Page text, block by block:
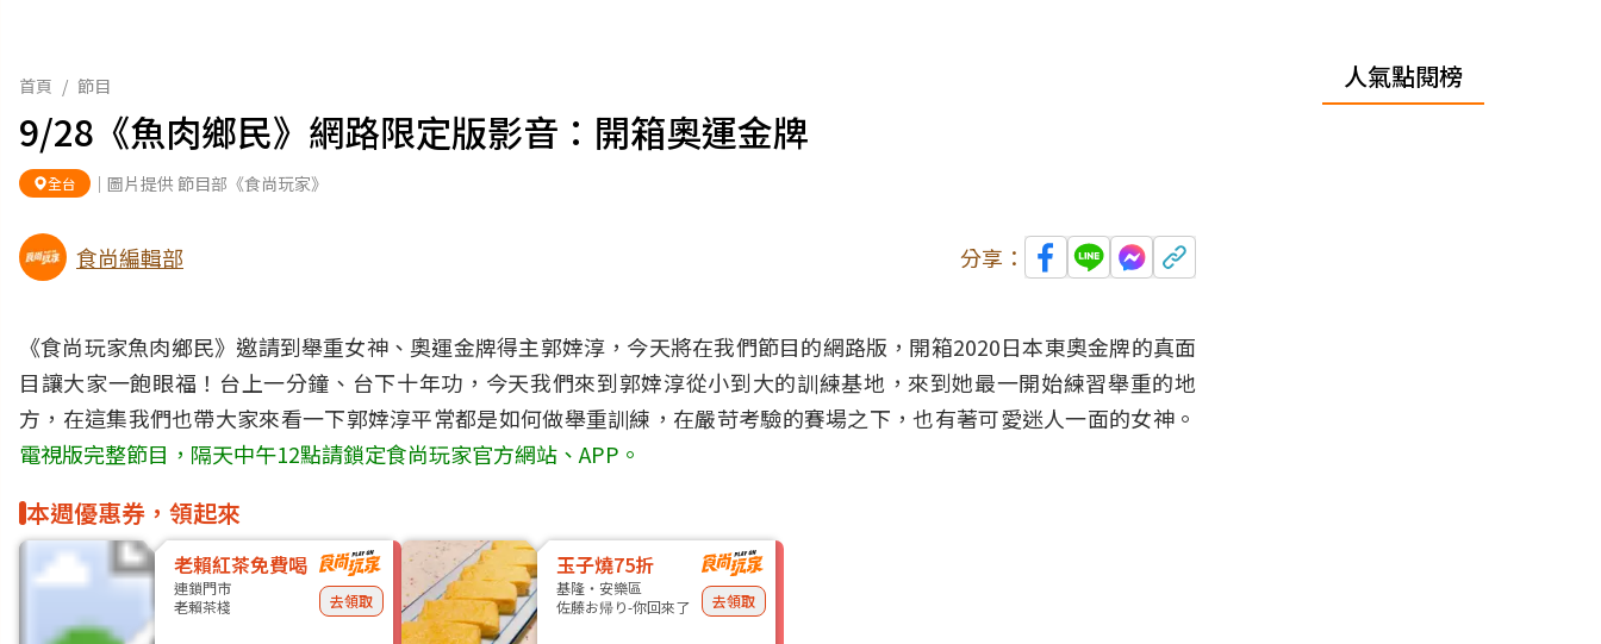
首頁 / 節目
9/28《魚肉鄉民》網路限定版影音：開箱奧運金牌
全台 ｜圖片提供 節目部《食尚玩家》
食尚編輯部 分享：
《食尚玩家魚肉鄉民》邀請到舉重女神、奧運金牌得主郭婞淳，今天將在我們節目的網路版，開箱2020日本東奧金牌的真面
目讓大家一飽眼福！台上一分鐘、台下十年功，今天我們來到郭婞淳從小到大的訓練基地，來到她最一開始練習舉重的地
方，在這集我們也帶大家來看一下郭婞淳平常都是如何做舉重訓練，在嚴苛考驗的賽場之下，也有著可愛迷人一面的女神。
電視版完整節目，隔天中午12點請鎖定食尚玩家官方網站、APP。
本週優惠券，領起來
老賴紅茶免費喝
連鎖門市
老賴茶棧
去領取
玉子燒75折
基隆・安樂區
佐藤お帰り-你回來了
去領取
人氣點閱榜